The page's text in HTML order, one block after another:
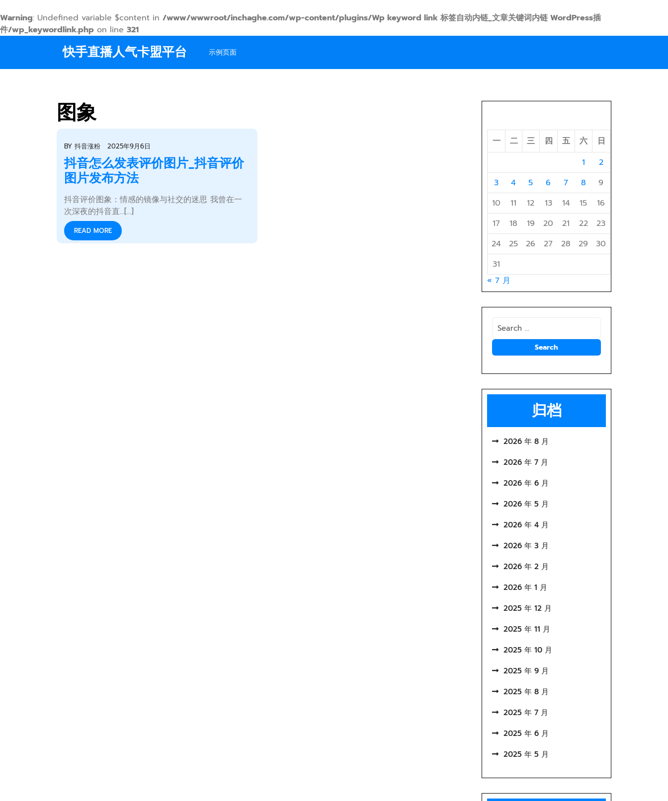
Warning: Undefined variable $content in /www/wwwroot/inchaghe.com/wp-content/plugins/Wp keyword link 标签自动内链_文章关键词内链 WordPress插
件/wp_keywordlink.php on line 321
快手直播人气卡盟平台 示例页面
图象
BY 抖音涨粉 2025年9月6日
抖音怎么发表评价图片_抖音评价
图片发布方法
抖音评价图象：情感的镜像与社交的迷思 我曾在一
次深夜的抖音直…[...]
READ MORE
一
二 三 四 五 六
日
1
2
3
4 5 6 7 8
9
10
11 12 13 14 15
16
17
18 19 20 21 22
23
24
25 26 27 28 29
30
31
« 7 月
归档
2026 年 8 月
2026 年 7 月
2026 年 6 月
2026 年 5 月
2026 年 4 月
2026 年 3 月
2026 年 2 月
2026 年 1 月
2025 年 12 月
2025 年 11 月
2025 年 10 月
2025 年 9 月
2025 年 8 月
2025 年 7 月
2025 年 6 月
2025 年 5 月